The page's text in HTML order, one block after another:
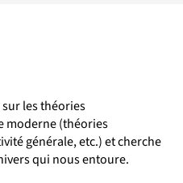
les théories
moderne (théories
générale, etc.) et cherche
qui nous entoure.